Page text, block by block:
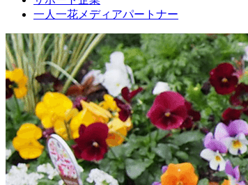
一人一花メディアパートナー